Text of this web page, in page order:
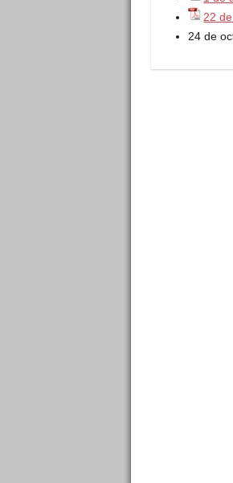
22
24 de